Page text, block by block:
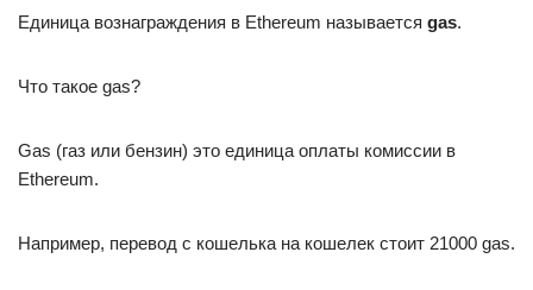
Единица вознаграждения в Ethereum называется gas.
Что такое gas?
Gas (газ или бензин) это единица оплаты комиссии в
Ethereum.
Например, перевод с кошелька на кошелек стоит 21000 gas.